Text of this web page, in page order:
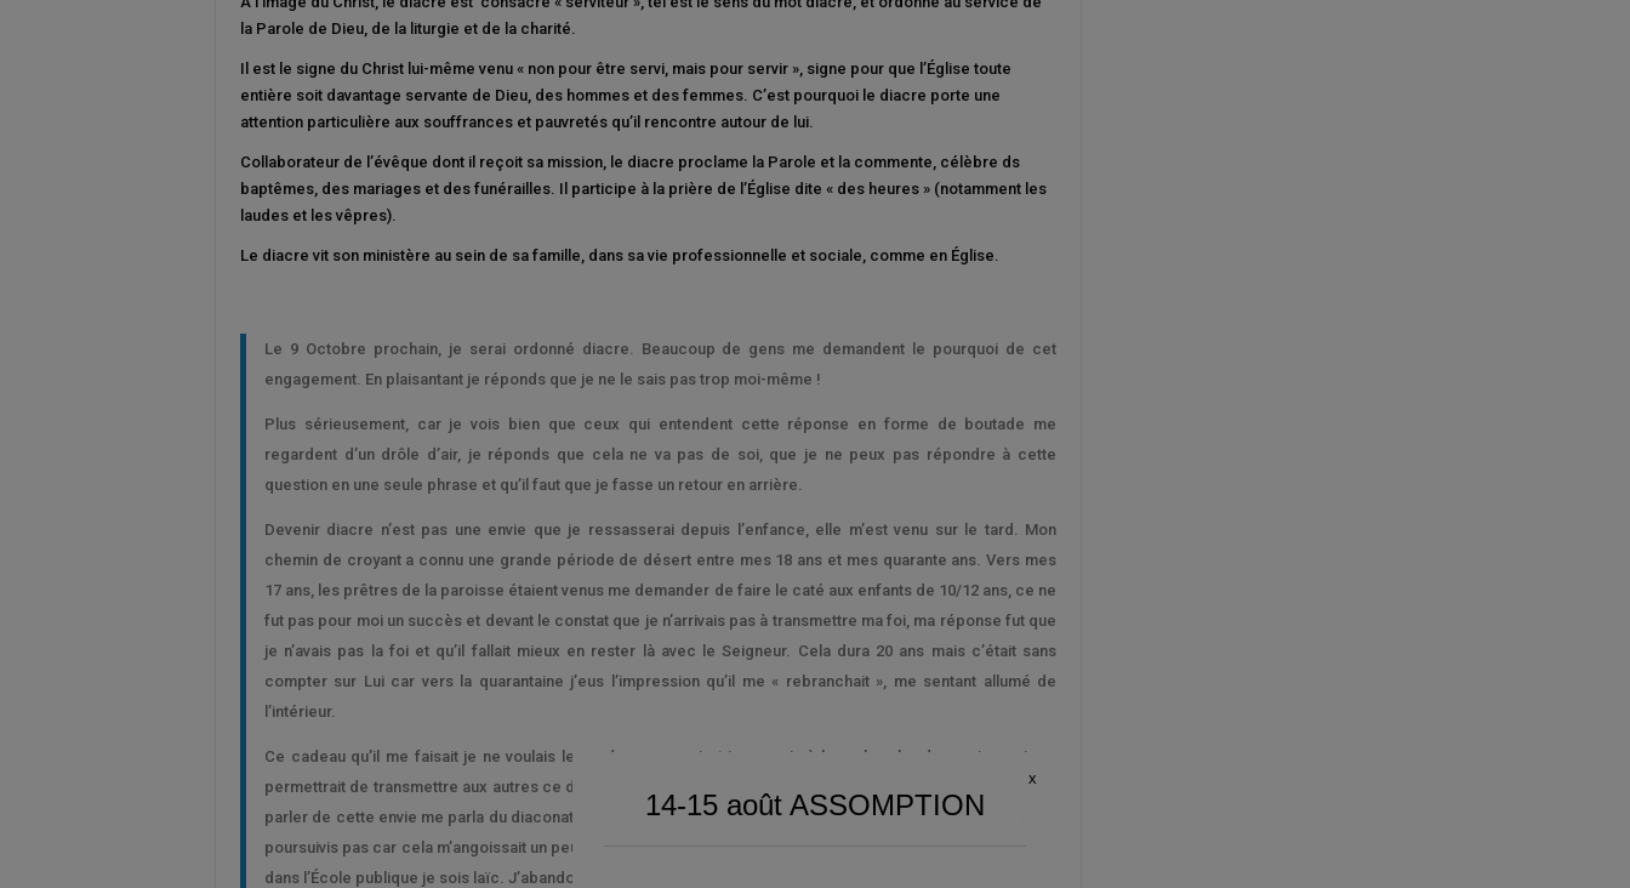
la Parole de Dieu, de la liturgie et de la charité.
Il est le signe du Christ lui-même venu « non pour être servi, mais pour servir », signe pour que l’Église toute
entière soit davantage servante de Dieu, des hommes et des femmes. C’est pourquoi le diacre porte une
attention particulière aux souffrances et pauvretés qu’il rencontre autour de lui.
Collaborateur de l’évêque dont il reçoit sa mission, le diacre proclame la Parole et la commente, célèbre ds
baptêmes, des mariages et des funérailles. Il participe à la prière de l’Église dite « des heures » (notamment les
laudes et les vêpres).
Le diacre vit son ministère au sein de sa famille, dans sa vie professionnelle et sociale, comme en Église.
Le 9 Octobre prochain, je serai ordonné diacre. Beaucoup de gens me demandent le pourquoi de cet
engagement. En plaisantant je réponds que je ne le sais pas trop moi-même !
Plus sérieusement, car je vois bien que ceux qui entendent cette réponse en forme de boutade me
regardent d’un drôle d’air, je réponds que cela ne va pas de soi, que je ne peux pas répondre à cette
question en une seule phrase et qu’il faut que je fasse un retour en arrière.
Devenir diacre n’est pas une envie que je ressasserai depuis l’enfance, elle m’est venu sur le tard. Mon
chemin de croyant a connu une grande période de désert entre mes 18 ans et mes quarante ans. Vers mes
17 ans, les prêtres de la paroisse étaient venus me demander de faire le caté aux enfants de 10/12 ans, ce ne
fut pas pour moi un succès et devant le constat que je n’arrivais pas à transmettre ma foi, ma réponse fut que
je n’avais pas la foi et qu’il fallait mieux en rester là avec le Seigneur. Cela dura 20 ans mais c’était sans
compter sur Lui car vers la quarantaine j’eus l’impression qu’il me « rebranchait », me sentant allumé de
l’intérieur.
Ce cadeau qu’il me faisait je ne voulais le garder pour moi et je me mis à la recherche du service qui me
permettrait de transmettre aux autres ce don de Dieu. A l’époque notre curé Michel Lepape m’ayant entendu
parler de cette envie me parla du diaconat. Je fis une année préparatoire à la formation de Diacre, mais je ne
poursuivis pas car cela m’angoissait un peu et en plus, je me rappelai que mon métier d’instituteur nécessitait
dans l’École publique je sois laïc. J’abandonnais donc cette voie.